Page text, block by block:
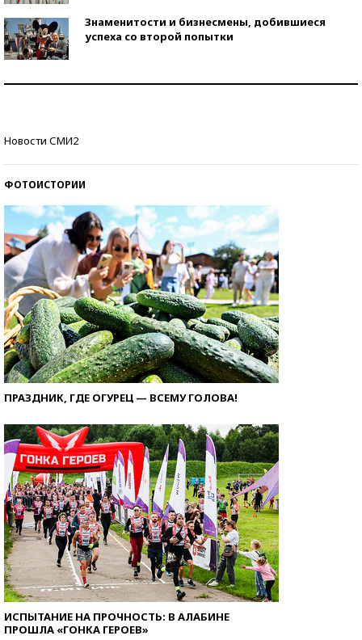
Знаменитости и бизнесмены, добившиеся
успеха со второй попытки
Новости СМИ2
ФОТОИСТОРИИ
ПРАЗДНИК, ГДЕ ОГУРЕЦ — ВСЕМУ ГОЛОВА!
ИСПЫТАНИЕ НА ПРОЧНОСТЬ: В АЛАБИНЕ
ПРОШЛА «ГОНКА ГЕРОЕВ»